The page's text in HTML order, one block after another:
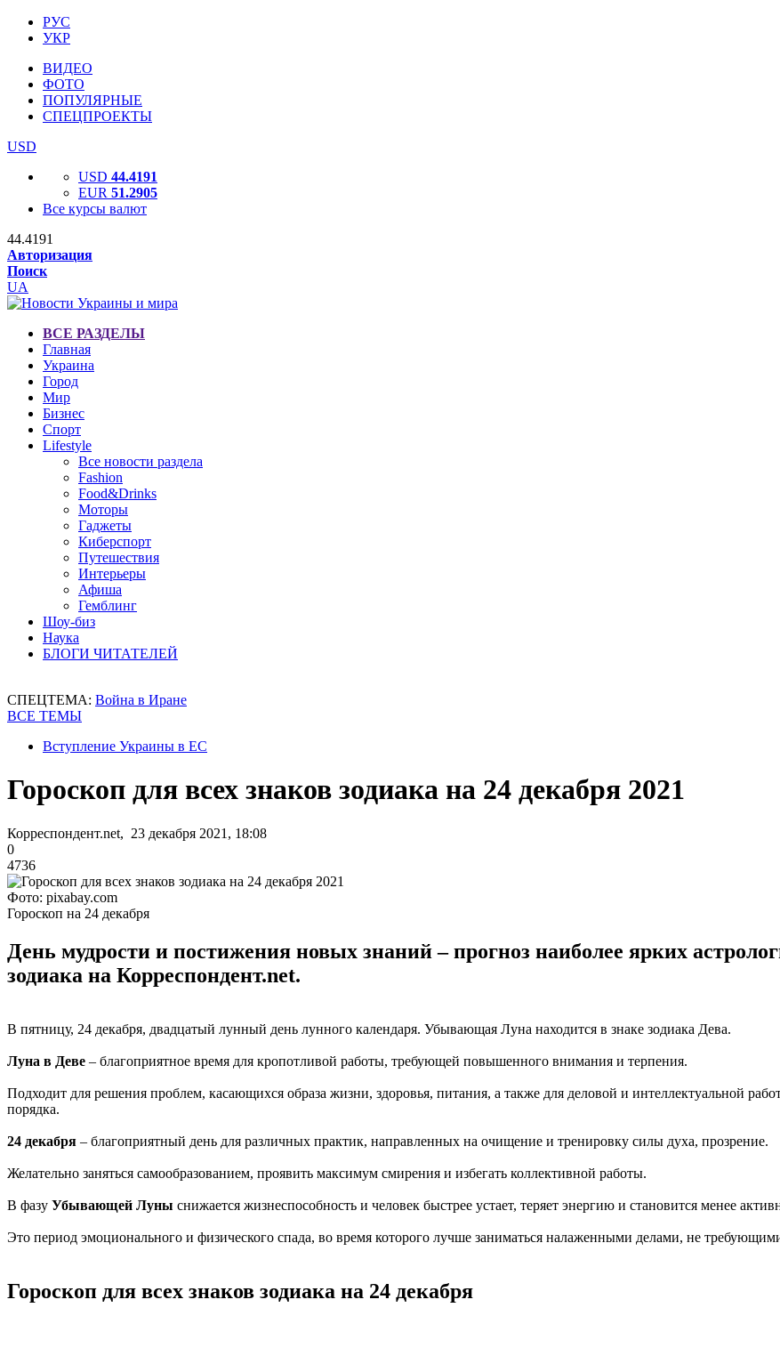
РУС
УКР
ВИДЕО
ФОТО
ПОПУЛЯРНЫЕ
СПЕЦПРОЕКТЫ
USD
USD 44.4191
EUR 51.2905
Все курсы валют
44.4191
Авторизация
Поиск
UA
ВСЕ РАЗДЕЛЫ
Главная
Украина
Город
Мир
Бизнес
Спорт
Lifestyle
Все новости раздела
Fashion
Food&Drinks
Моторы
Гаджеты
Киберспорт
Путешествия
Интерьеры
Афиша
Гемблинг
Шоу-биз
Наука
БЛОГИ ЧИТАТЕЛЕЙ
СПЕЦТЕМА: Война в Иране
ВСЕ ТЕМЫ
Вступление Украины в ЕС
Гороскоп для всех знаков зодиака на 24 декабря 2021
Корреспондент.net, 23 декабря 2021, 18:08
0
4736
Фото: pixabay.com
Гороскоп на 24 декабря
День мудрости и постижения новых знаний – прогноз наиболее ярких
зодиака на Корреспондент.net.
В пятницу, 24 декабря, двадцатый лунный день лунного календаря. Убывающая Луна находится в знаке зодиака Дева.
Луна в Деве – благоприятное время для кропотливой работы, требующей повышенного внимания и терпения.
Подходит для решения проблем, касающихся образа жизни, здоровья, питания, а также для деловой и интеллектуальной
порядка.
24 декабря – благоприятный день для различных практик, направленных на очищение и тренировку силы духа, прозрение.
Желательно заняться самообразованием, проявить максимум смирения и избегать коллективной работы.
В фазу Убывающей Луны снижается жизнеспособность и человек быстрее устает, теряет энергию и становится менее
Это период эмоционального и физического спада, во время которого лучше заниматься налаженными делами, не
Гороскоп для всех знаков зодиака на 24 декабря